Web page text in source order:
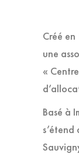
Créé
une
«
Basé à
s’étend